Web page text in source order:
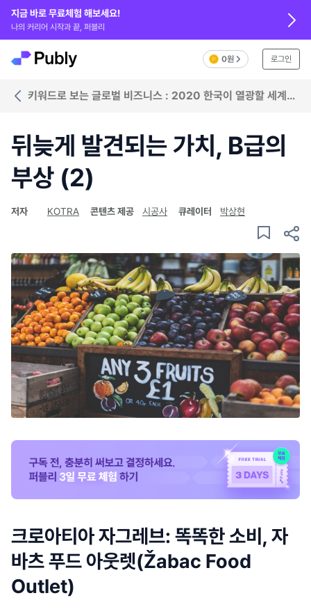
지금 바로 무료체험 해보세요!
나의 커리어 시작과 끝, 퍼블리
0원 로그인
키워드로 보는 글로벌 비즈니스 : 2020 한국이 열광할 세계
뒤늦게 발견되는 가치, B급의
부상 (2)
저자 KOTRA 콘텐츠 제공 시공사 큐레이터 박상현
크로아티아 자그레브: 똑똑한 소비, 자
바츠 푸드 아웃렛(Žabac Food
Outlet)